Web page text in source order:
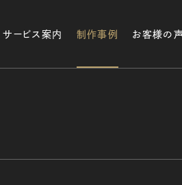
サービス案内 制作事例 お客様の